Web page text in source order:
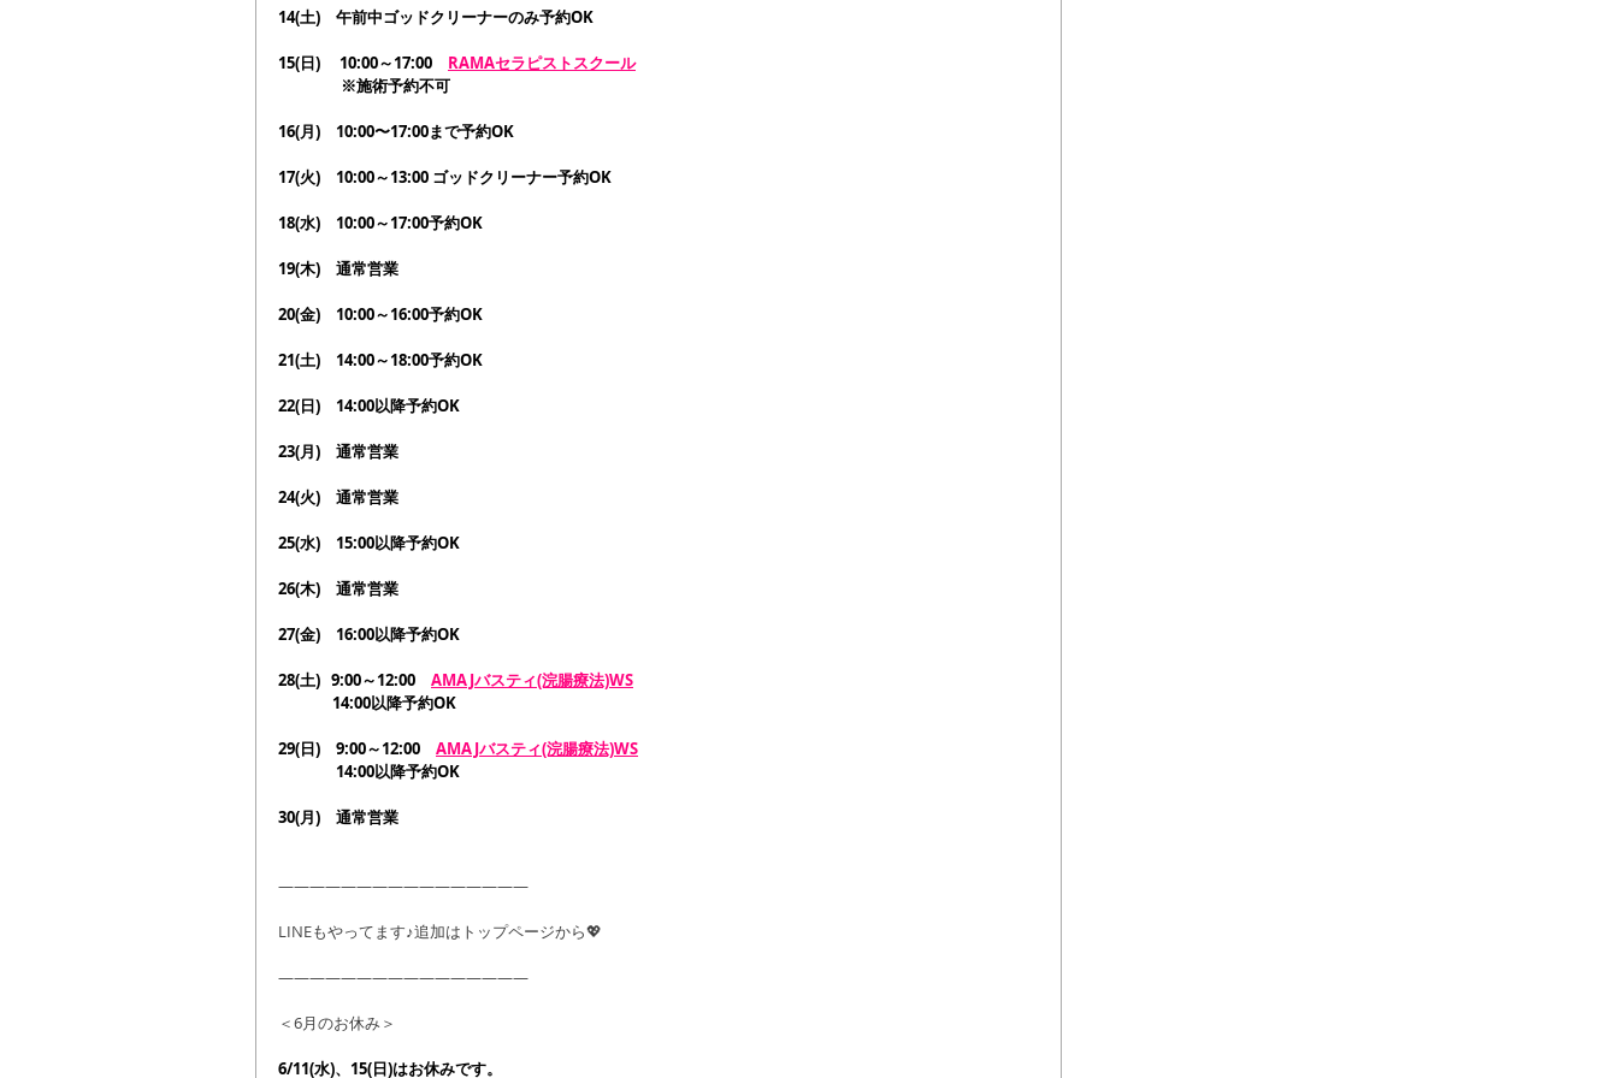
14(土)　午前中ゴッドクリーナーのみ予約OK
15(日)　 10:00～17:00 RAMAセラピストスクール
※施術予約不可
16(月) 10:00〜17:00まで予約OK
17(火)　10:00～13:00 ゴッドクリーナー予約OK
18(水)　10:00～17:00予約OK
19(木)　通常営業
20(金)　10:00～16:00予約OK
21(土)　14:00～18:00予約OK
22(日)　14:00以降予約OK
23(月)　通常営業
24(火)　通常営業
25(水)　15:00以降予約OK
26(木)　通常営業
27(金)　16:00以降予約OK
28(土)   9:00～12:00 AMAJバスティ(浣腸療法)WS
14:00以降予約OK
29(日)　9:00～12:00 AMAJバスティ(浣腸療法)WS
14:00以降予約OK
30(月)　通常営業
――――――――――――――――
LINEもやってます♪追加はトップページから💖
――――――――――――――――
＜6月のお休み＞
6/11(水)、15(日)はお休みです。